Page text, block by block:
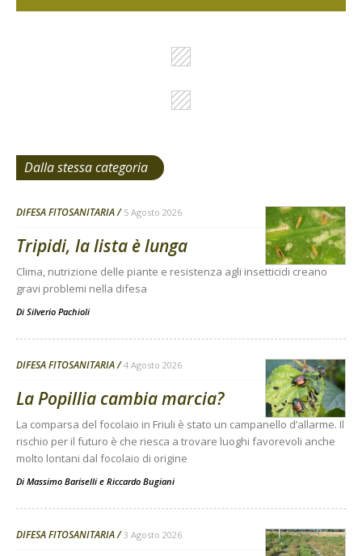
Dalla stessa categoria
DIFESA FITOSANITARIA 5 Agosto 2026
Tripidi, la lista è lunga
Clima, nutrizione delle piante e resistenza agli insetticidi creano
gravi problemi nella difesa
Di Silverio Pachioli
DIFESA FITOSANITARIA 4 Agosto 2026
La Popillia cambia marcia?
La comparsa del focolaio in Friuli è stato un campanello d’allarme. Il
rischio per il futuro è che riesca a trovare luoghi favorevoli anche
molto lontani dal focolaio di origine
Di Massimo Bariselli e Riccardo Bugiani
DIFESA FITOSANITARIA 3 Agosto 2026